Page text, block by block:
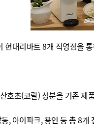
대리바트 8개 직영점을
호초(코랄) 성분을 기존
, 아이파크, 용인 등 총 8